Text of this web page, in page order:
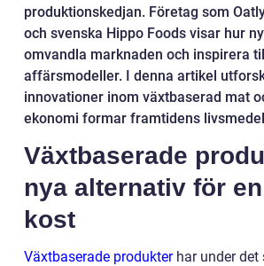
produktionskedjan. Företag som
och svenska Hippo Foods visar hur
omvandla marknaden och inspirera
affärsmodeller. I denna artikel
innovationer inom växtbaserad mat
ekonomi formar framtidens
Växtbaserade
nya alternativ för
kost
Växtbaserade produkterhar under det